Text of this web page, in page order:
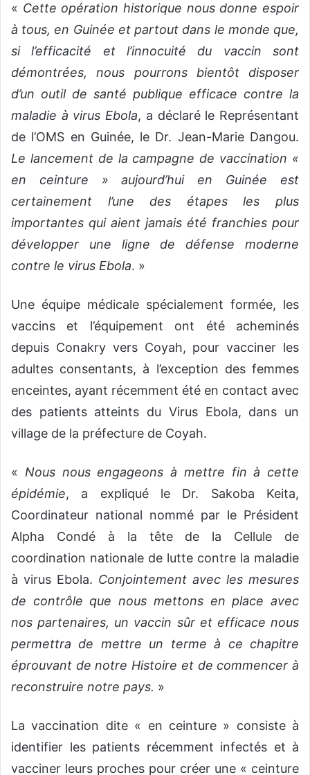
« Cette opération historique nous donne espoir
à tous, en Guinée et partout dans le monde que,
si l’efficacité et l’innocuité du vaccin sont
démontrées, nous pourrons bientôt disposer
d’un outil de santé publique efficace contre la
maladie à virus Ebola, a déclaré le Représentant
de l’OMS en Guinée, le Dr. Jean-Marie Dangou.
Le lancement de la campagne de vaccination «
en ceinture » aujourd’hui en Guinée est
certainement l’une des étapes les plus
importantes qui aient jamais été franchies pour
développer une ligne de défense moderne
contre le virus Ebola. »
Une équipe médicale spécialement formée, les
vaccins et l’équipement ont été acheminés
depuis Conakry vers Coyah, pour vacciner les
adultes consentants, à l’exception des femmes
enceintes, ayant récemment été en contact avec
des patients atteints du Virus Ebola, dans un
village de la préfecture de Coyah.
« Nous nous engageons à mettre fin à cette
épidémie, a expliqué le Dr. Sakoba Keita,
Coordinateur national nommé par le Président
Alpha Condé à la tête de la Cellule de
coordination nationale de lutte contre la maladie
à virus Ebola. Conjointement avec les mesures
de contrôle que nous mettons en place avec
nos partenaires, un vaccin sûr et efficace nous
permettra de mettre un terme à ce chapitre
éprouvant de notre Histoire et de commencer à
reconstruire notre pays. »
La vaccination dite « en ceinture » consiste à
identifier les patients récemment infectés et à
vacciner leurs proches pour créer une « ceinture